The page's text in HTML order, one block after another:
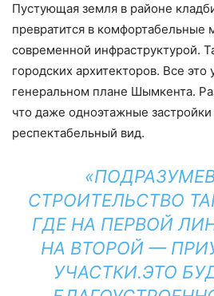
Пустующая земля в районе
превратится в комфортабельные
современной инфраструктурой.
городских архитекторов. Все
генеральном плане Шымкента.
что даже одноэтажные
респектабельный вид.
СТРОИТЕЛЬСТВО
ГДЕ НА ПЕРВОЙ
НА ВТОРОЙ —
УЧАСТКИ.ЭТО